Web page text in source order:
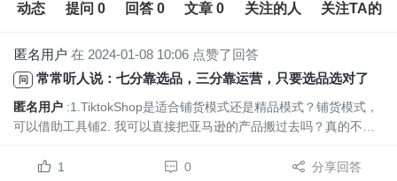
动态 提问 0 回答 0 文章 0 关注的人 关注TA的
匿名用户 在 2024-01-08 10:06 点赞了回答
问 常常听人说：七分靠选品，三分靠运营，只要选品选对了，那么离爆款就近了一大步。作为Tiktok小白的我，要怎样选对产品呢？Tiktok是适合铺货模式还是精品模式？
匿名用户 :1.TiktokShop是适合铺货模式还是精品模式？铺货模式，
可以借助工具铺2. 我可以直接把亚马逊的产品搬过去吗？真的不想
1 0 分享回答